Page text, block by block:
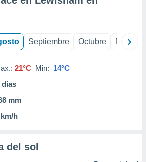
Septiembre Octubre
21°C Min: 14°C
días
mm
km/h
del sol